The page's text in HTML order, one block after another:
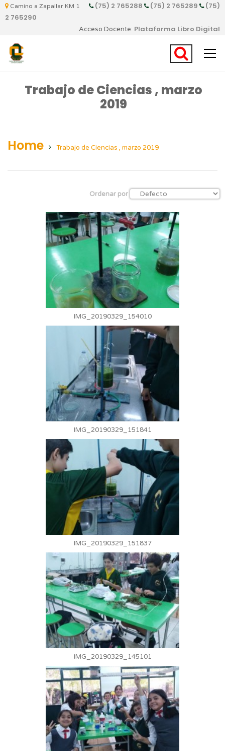
Camino a Zapallar KM 1 (75) 2 765288 (75) 2 765289
(75)
2 765290
Acceso Docente: Plataforma Libro Digital
Trabajo de Ciencias , marzo
2019
Home Trabajo de Ciencias , marzo 2019
Ordenar por
IMG_20190329_154010
IMG_20190329_151841
IMG_20190329_151837
IMG_20190329_145101